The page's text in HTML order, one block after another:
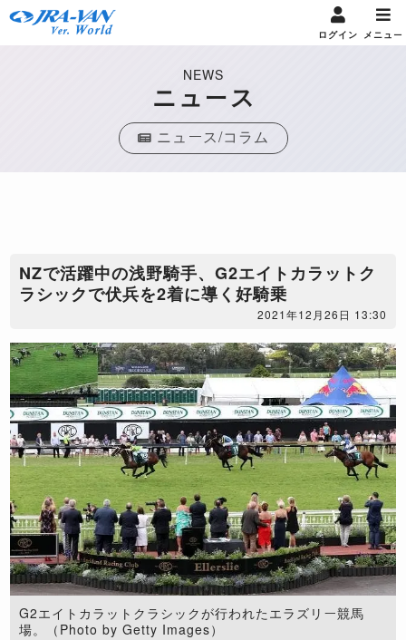
ログイン メニュー
NEWS
ニュース
ニュース/コラム
NZで活躍中の浅野騎手、G2エイトカラットク
ラシックで伏兵を2着に導く好騎乗
2021年12月26日 13:30
G2エイトカラットクラシックが行われたエラズリー競馬
場。（Photo by Getty Images）